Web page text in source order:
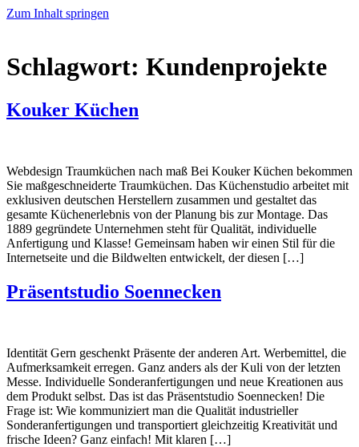
Zum Inhalt springen
Schlagwort: Kundenprojekte
Kouker Küchen
Webdesign Traumküchen nach maß Bei Kouker Küchen bekommen
Sie maßgeschneiderte Traumküchen. Das Küchenstudio arbeitet mit
exklusiven deutschen Herstellern zusammen und gestaltet das
gesamte Küchenerlebnis von der Planung bis zur Montage. Das
1889 gegründete Unternehmen steht für Qualität, individuelle
Anfertigung und Klasse! Gemeinsam haben wir einen Stil für die
Internetseite und die Bildwelten entwickelt, der diesen […]
Präsentstudio Soennecken
Identität Gern geschenkt Präsente der anderen Art. Werbemittel, die
Aufmerksamkeit erregen. Ganz anders als der Kuli von der letzten
Messe. Individuelle Sonderanfertigungen und neue Kreationen aus
dem Produkt selbst. Das ist das Präsentstudio Soennecken! Die
Frage ist: Wie kommuniziert man die Qualität industrieller
Sonderanfertigungen und transportiert gleichzeitig Kreativität und
frische Ideen? Ganz einfach! Mit klaren […]